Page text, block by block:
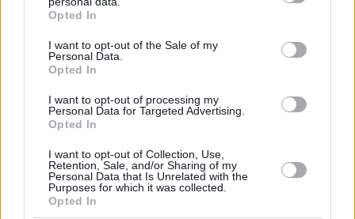
grant or deny consent to Google and its third-party tags to
use your data for below specified purposes in below Google
consent section.
Opted In
I want to opt-out of the Sale of my
Personal Data.
Opted In
I want to opt-out of processing my
Personal Data for Targeted Advertising.
Opted In
I want to opt-out of Collection, Use,
Retention, Sale, and/or Sharing of my
Personal Data that Is Unrelated with the
Purposes for which it was collected.
Opted In
στόχο: μια χώρα πιο έτοιμη για τις προκλήσεις
του μέλλοντος. Δεν προτείνουμε αυτές τις
αλλαγές με ορίζοντα την επόμενη εκλογική
Το 2030 συμπληρώνονται 200 χρόνια από την
επίσημη συγκρότηση του ελληνικού κράτους.
Θα ήθελα τότε να μπορούμε να πούμε ότι
κάναμε ορισμένα βήματα που η χώρα
χρωστούσε στον εαυτό της εδώ και δεκαετίες.